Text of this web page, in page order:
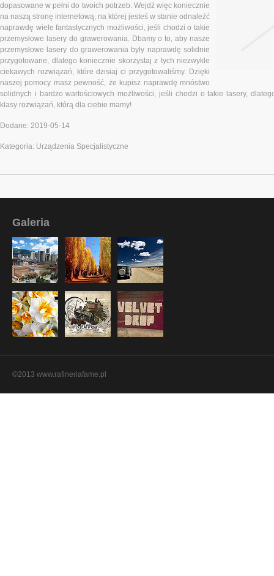
dopasowane w pełni do twoich potrzeb. Wejdź więc koniecznie
na naszą stronę internetową, na której jesteś w stanie odnaleźć
naprawdę wiele fantastycznych możliwości, jeśli chodzi o takie
przemysłowe lasery do grawerowania. Dbamy o to, aby nasze
przemysłowe lasery do grawerowania były naprawdę solidnie
przygotowane, dlatego koniecznie skorzystaj z tych niezwykle
ciekawych rozwiązań, które dzisiaj ci przygotowaliśmy. Dzięki
naszej pomocy masz pewność, że kupisz naprawdę mnóstwo
solidnych i bardzo wartościowych możliwości, jeśli chodzi o takie lasery,
klasy rozwiązań, którą dla ciebie mamy!
Dodane: 2019-05-14
Kategoria: Urządzenia Specjalistyczne
Galeria
©2013 www.rafineriafame.pl